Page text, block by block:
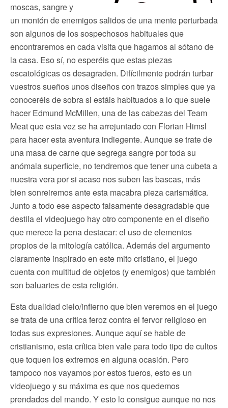
moscas, sangre y
un montón de enemigos salidos de una mente perturbada
son algunos de los sospechosos habituales que
encontraremos en cada visita que hagamos al sótano de
la casa. Eso sí, no esperéis que estas piezas
escatológicas os desagraden. Difícilmente podrán turbar
vuestros sueños unos diseños con trazos simples que ya
conoceréis de sobra si estáis habituados a lo que suele
hacer Edmund McMillen, una de las cabezas del Team
Meat que esta vez se ha arrejuntado con Florian Himsl
para hacer esta aventura indiegente. Aunque se trate de
una masa de carne que segrega sangre por toda su
anómala superficie, no tendremos que tener una cubeta a
nuestra vera por si acaso nos suben las bascas, más
bien sonreiremos ante esta macabra pieza carismática.
Junto a todo ese aspecto falsamente desagradable que
destila el videojuego hay otro componente en el diseño
que merece la pena destacar: el uso de elementos
propios de la mitología católica. Además del argumento
claramente inspirado en este mito cristiano, el juego
cuenta con multitud de objetos (y enemigos) que también
son baluartes de esta religión.
Esta dualidad cielo/infierno que bien veremos en el juego
se trata de una crítica feroz contra el fervor religioso en
todas sus expresiones. Aunque aquí se hable de
cristianismo, esta crítica bien vale para todo tipo de cultos
que toquen los extremos en alguna ocasión. Pero
tampoco nos vayamos por estos fueros, esto es un
videojuego y su máxima es que nos quedemos
prendados del mando. Y esto lo consigue aunque no nos